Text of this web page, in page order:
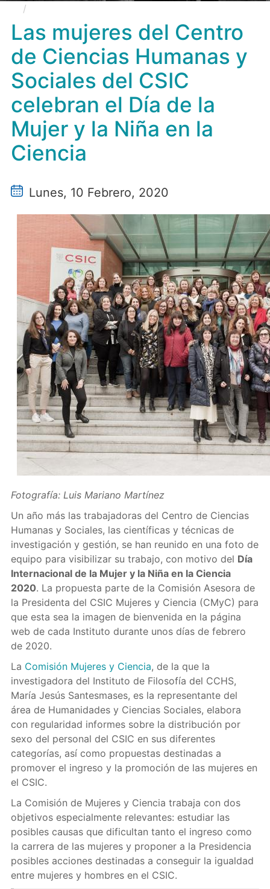
Sociales del CSIC celebran el Día de la Mujer y la Niña
en la Ciencia
Las mujeres del Centro
de Ciencias Humanas y
Sociales del CSIC
celebran el Día de la
Mujer y la Niña en la
Ciencia
Lunes, 10 Febrero, 2020
Fotografía: Luis Mariano Martínez
Un año más las trabajadoras del Centro de Ciencias
Humanas y Sociales, las científicas y técnicas de
investigación y gestión, se han reunido en una foto de
equipo para visibilizar su trabajo, con motivo del Día
Internacional de la Mujer y la Niña en la Ciencia
2020. La propuesta parte de la Comisión Asesora de
la Presidenta del CSIC Mujeres y Ciencia (CMyC) para
que esta sea la imagen de bienvenida en la página
web de cada Instituto durante unos días de febrero
de 2020.
La Comisión Mujeres y Ciencia, de la que la
investigadora del Instituto de Filosofía del CCHS,
María Jesús Santesmases, es la representante del
área de Humanidades y Ciencias Sociales, elabora
con regularidad informes sobre la distribución por
sexo del personal del CSIC en sus diferentes
categorías, así como propuestas destinadas a
promover el ingreso y la promoción de las mujeres en
el CSIC.
La Comisión de Mujeres y Ciencia trabaja con dos
objetivos especialmente relevantes: estudiar las
posibles causas que dificultan tanto el ingreso como
la carrera de las mujeres y proponer a la Presidencia
posibles acciones destinadas a conseguir la igualdad
entre mujeres y hombres en el CSIC.